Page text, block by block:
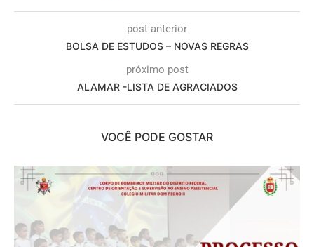
post anterior
BOLSA DE ESTUDOS – NOVAS REGRAS
próximo post
ALAMAR -LISTA DE AGRACIADOS
VOCÊ PODE GOSTAR